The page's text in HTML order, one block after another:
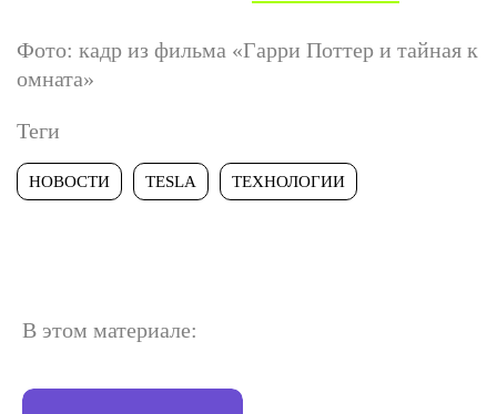
Фото: кадр из фильма «Гарри Поттер и тайная к
омната»
Теги
НОВОСТИ TESLA ТЕХНОЛОГИИ
В этом материале: